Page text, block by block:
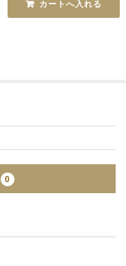
0